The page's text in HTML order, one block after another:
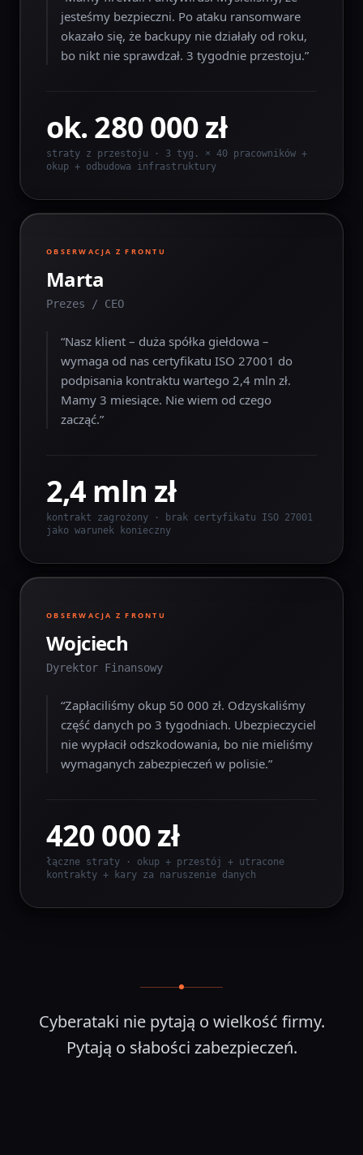
jesteśmy bezpieczni. Po ataku ransomware
okazało się, że backupy nie działały od roku,
bo nikt nie sprawdzał. 3 tygodnie przestoju.”
ok. 280 000 zł
straty z przestoju · 3 tyg. × 40 pracowników +
okup + odbudowa infrastruktury
OBSERWACJA Z FRONTU
Marta
Prezes / CEO
“Nasz klient – duża spółka giełdowa –
wymaga od nas certyfikatu ISO 27001 do
podpisania kontraktu wartego 2,4 mln zł.
Mamy 3 miesiące. Nie wiem od czego
zacząć.”
2,4 mln zł
kontrakt zagrożony · brak certyfikatu ISO 27001
jako warunek konieczny
OBSERWACJA Z FRONTU
Wojciech
Dyrektor Finansowy
“Zapłaciliśmy okup 50 000 zł. Odzyskaliśmy
część danych po 3 tygodniach. Ubezpieczyciel
nie wypłacił odszkodowania, bo nie mieliśmy
wymaganych zabezpieczeń w polisie.”
420 000 zł
łączne straty · okup + przestój + utracone
kontrakty + kary za naruszenie danych
Cyberataki nie pytają o wielkość firmy.
Pytają o słabości zabezpieczeń.